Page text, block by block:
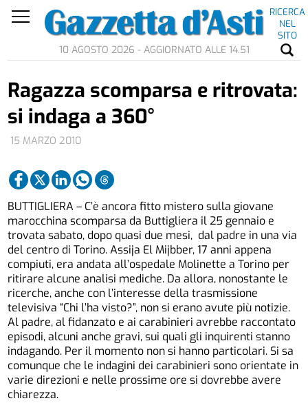
RICERCA
NEL
SITO
10 AGOSTO 2026 - AGGIORNATO ALLE 14.51
15 MARZO 2010
Ragazza scomparsa e ritrovata:
si indaga a 360°
BUTTIGLIERA – C’è ancora fitto mistero sulla giovane
marocchina scomparsa da Buttigliera il 25 gennaio e
trovata sabato, dopo quasi due mesi, dal padre in una via
del centro di Torino. Assija El Mijbber, 17 anni appena
compiuti, era andata all’ospedale Molinette a Torino per
ritirare alcune analisi mediche. Da allora, nonostante le
ricerche, anche con l’interesse della trasmissione
televisiva “Chi l’ha visto?”, non si erano avute più notizie.
Al padre, al fidanzato e ai carabinieri avrebbe raccontato
episodi, alcuni anche gravi, sui quali gli inquirenti stanno
indagando. Per il momento non si hanno particolari. Si sa
comunque che le indagini dei carabinieri sono orientate in
varie direzioni e nelle prossime ore si dovrebbe avere
chiarezza.